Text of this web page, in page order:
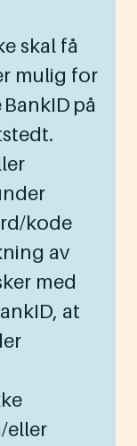
skal få
mulig for
på
kode
av
med
at
eller